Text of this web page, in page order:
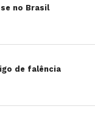
no Brasil
de falência